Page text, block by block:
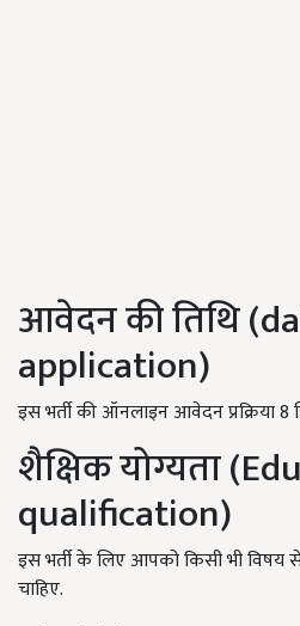
आवेदन की तिथि
application)
इस भर्ती की ऑनलाइन आवेदन प्रक्रिया
शैक्षिक योग्यता
qualification)
इस भर्ती के लिए आपको किसी भी विषय से
चाहिए.